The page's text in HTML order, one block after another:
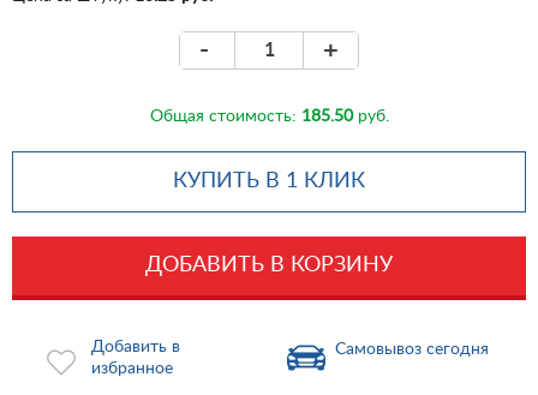
- +
Общая стоимость: 185.50руб.
КУПИТЬ В 1 КЛИК
ДОБАВИТЬ В КОРЗИНУ
Добавить в
избранное
Самовывоз сегодня